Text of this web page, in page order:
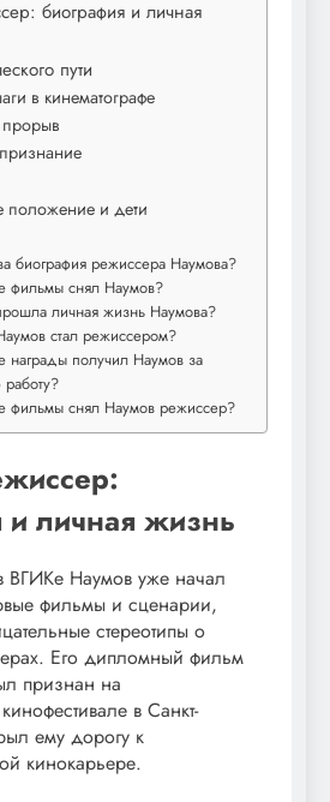
биография и личная
пути
в кинематографе
положение и дети
биография режиссера Наумова?
фильмы снял Наумов?
личная жизнь Наумова?
стал режиссером?
награды получил Наумов за
фильмы снял Наумов режиссер?
и личная жизнь
ВГИКе Наумов уже начал
фильмы и сценарии,
стереотипы о
Его дипломный фильм
признан на
в Санкт-
ему дорогу к
кинокарьере.